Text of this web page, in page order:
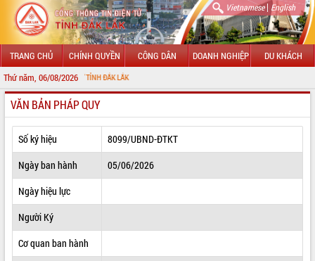
Vietnamese| English
TRANG CHỦ CHÍNH QUYỀN CÔNG DÂN DOANH NGHIỆP DU KHÁCH
Thứ năm, 06/08/2026
TIN ĐIỆN TỬ TỈNH ĐẮK LẮK
GIỚI THIỆU
LÃNH ĐẠO UBND TỈNH
TIN TỨC SỰ KIỆN
SỞ, BAN, NGÀNH
UBND CÁC XÃ, PHƯỜNG
THÔNG TIN CHỈ ĐẠO ĐIỀU HÀNH
VĂN BẢN PHÁP QUY
Số ký hiệu
8099/UBND-ĐTKT
Ngày ban hành
05/06/2026
Ngày hiệu lực
Người Ký
Cơ quan ban hành